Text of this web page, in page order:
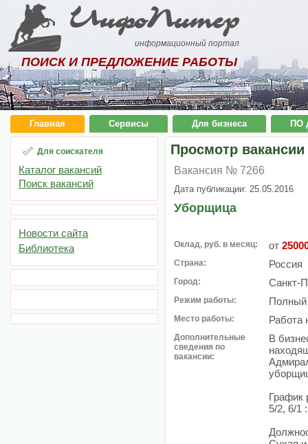
ИнфоПитер
информационный портал
ПОИСК И ПРЕДЛОЖЕНИЕ РАБОТЫ
Главная Сервисы Для бизнеса ПО
Для соискателя
Каталог вакансий
Поиск вакансий
Новости сайта
Библиотека
Просмотр вакансии
Вакансия № 7266
Дата публикации: 25.05.2016
Уборщица
Оклад, руб. в месяц: от
Страна: Россия
Город: Санкт-
Режим работы: Полный
Место работы: Работа
Дополнительные
сведения по
вакансии:
В
График
5/2, 6/1